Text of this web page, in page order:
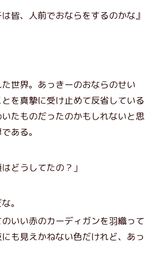
皆、人前でおならをするのかな』
世界。あっきーのおならのせい
を真摯に受け止めて反省している
たものだったのかもしれないと思
ある。
どうしてたの？」
。
いい赤のカーディガンを羽織って
も見えかねない色だけれど、あっ